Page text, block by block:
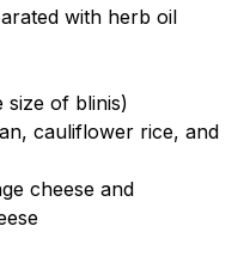
with herb oil
size of blinis)
cauliflower rice, and
cheese and